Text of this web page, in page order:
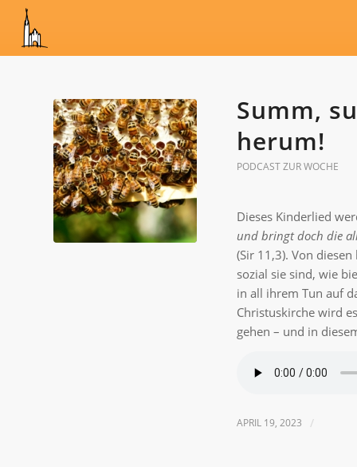
Summ,
herum!
PODCAST ZUR WOCHE
Dieses Kinderlied
und bringt doch die
(Sir 11,3). Von
sozial sie sind, wie
in all ihrem Tun auf
Christuskirche wird
gehen – und in
APRIL 19, 2023 /